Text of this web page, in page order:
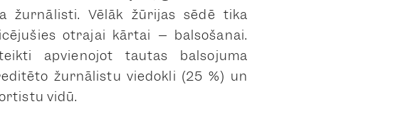
žurnālisti. Vēlāk žūrijas sēdē tika
otrajai kārtai – balsošanai.
apvienojot tautas balsojuma
žurnālistu viedokli (25 %) un
vidū.